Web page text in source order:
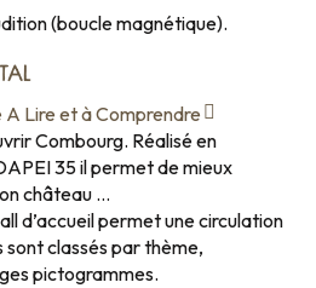
(boucle magnétique).
A Lire et à Comprendre
Combourg. Réalisé en
35 il permet de mieux
château …
d’accueil permet une circulation
sont classés par thème,
pictogrammes.